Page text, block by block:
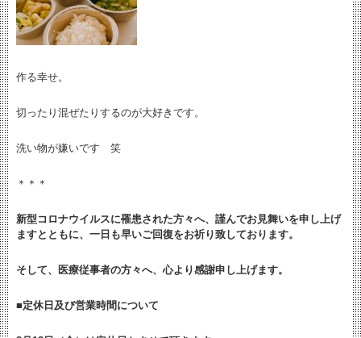
作る幸せ。
切ったり混ぜたりするのが大好きです。
洗い物が嫌いです 笑
＊＊＊
新型コロナウイルスに罹患された方々へ、謹んでお見舞いを申し上げ
ますとともに、 一日も早いご回復をお祈り致しております。
そして、医療従事者の方々へ、心より感謝申し上げます。
■定休日及び営業時間について